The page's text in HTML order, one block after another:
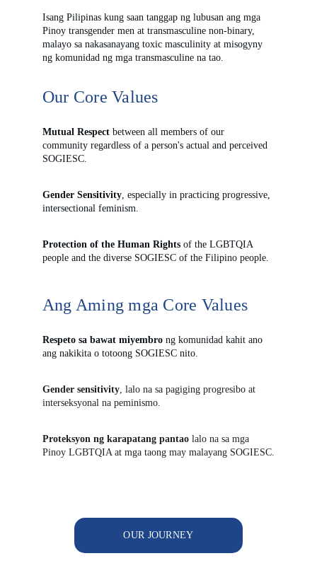
Isang Pilipinas kung saan tanggap ng lubusan ang mga
Pinoy transgender men at transmasculine non-binary,
malayo sa nakasanayang toxic masculinity at misogyny
ng komunidad ng mga transmasculine na tao.
Our Core Values
Mutual Respect between all members of our
community regardless of a person's actual and perceived
SOGIESC.
Gender Sensitivity, especially in practicing progressive,
intersectional feminism.
Protection of the Human Rights of the LGBTQIA
people and the diverse SOGIESC of the Filipino people.
Ang Aming mga Core Values
Respeto sa bawat miyembro ng komunidad kahit ano
ang nakikita o totoong SOGIESC nito.
Gender sensitivity, lalo na sa pagiging progresibo at
interseksyonal na peminismo.
Proteksyon ng karapatang pantao lalo na sa mga
Pinoy LGBTQIA at mga taong may malayang SOGIESC.
OUR JOURNEY